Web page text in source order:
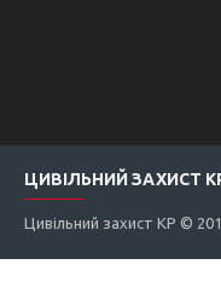
ЦИВІЛЬНИЙ ЗАХИСТ
Цивільний захист КР ©